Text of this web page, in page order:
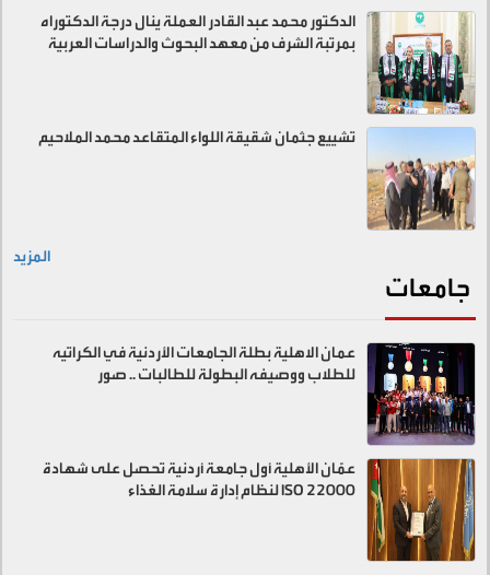
الدكتور محمد عبد القادر العملة ينال درجة الدكتوراه
بمرتبة الشرف من معهد البحوث والدراسات العربية
تشييع جثمان شقيقة اللواء المتقاعد محمد الملاحيم
المزيد
جامعات
عمان الاهلية بطلة الجامعات الأردنية في الكراتيه
للطلاب ووصيفه البطولة للطالبات .. صور
عمّان الأهلية أول جامعة أردنية تحصل على شهادة
ISO 22000 لنظام إدارة سلامة الغذاء